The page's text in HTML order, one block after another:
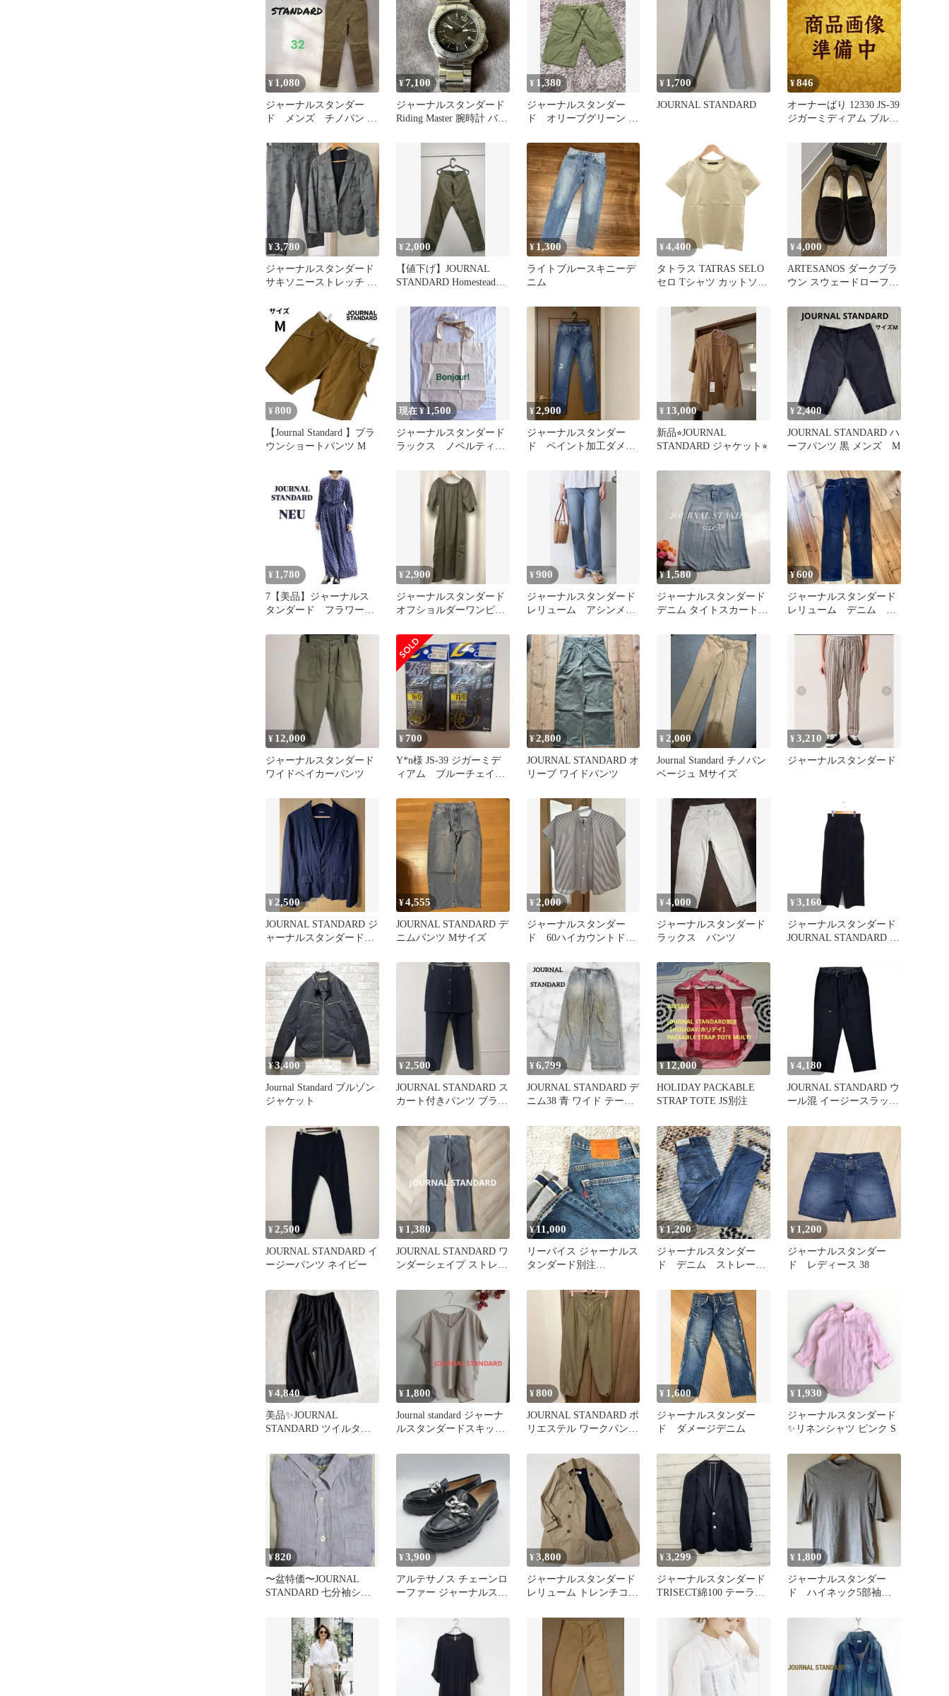
¥ 1,080
ジャーナルスタンダー
ド メンズ チノパン 32
¥7,100
ジャーナルスタンダード
Riding Master 腕時計 バイ
¥ 1,380
ジャーナルスタンダー
ド オリーブグリーン ド
綿麻
¥ 1,700
JOURNAL STANDARD
¥846
オーナーばり 12330 JS-39
ジガーミディアム ブルー
¥3,780
ジャーナルスタンダード
サキソニーストレッチ カ
ー
¥ 2,000
【値下げ】JOURNAL
STANDARD Homestead
¥ 1,300
ライトブルースキニーデ
ニム
¥ 4,400
タトラス TATRAS SELO
セロ Tシャツ カットソー
320144 /JS ■GY18
¥4,000
ARTESANOS ダークブラ
ウン スウェードローファ
¥ 800
【Journal Standard 】ブラ
ウンショートパンツ M
現在 ¥1,500
ジャーナルスタンダード
ラックス ノベルティバ
¥2,900
ジャーナルスタンダー
ド ペイント加工ダメー
¥ 13,000
新品⭐︎JOURNAL
STANDARD ジャケット⭐︎
¥2,400
JOURNAL STANDARD ハ
ーフパンツ 黒 メンズ M
¥ 1,780
7【美品】ジャーナルス
タンダード フラワープ
ン 日本製
¥ 2,900
ジャーナルスタンダード
オフショルダーワンピー
¥900
ジャーナルスタンダード
レリューム アシンメト
¥1,580
ジャーナルスタンダード
デニム タイトスカート
¥600
ジャーナルスタンダード
レリューム デニム レ
¥ 12,000
ジャーナルスタンダード
ワイドベイカーパンツ
¥700
Y*n様 JS-39 ジガーミデ
ィアム ブルーチェイサ
¥2,800
JOURNAL STANDARD オ
リーブ ワイドパンツ
¥ 2,000
Journal Standard チノパン
ベージュ Mサイズ
¥3,210
ジャーナルスタンダード
¥ 2,500
JOURNAL STANDARD ジ
ャーナルスタンダード
¥4,555
JOURNAL STANDARD デ
ニムパンツ Mサイズ
¥ 2,000
ジャーナルスタンダー
ド 60ハイカウントドロ
¥4,000
ジャーナルスタンダード
ラックス パンツ
¥ 3,160
ジャーナルスタンダード
JOURNAL STANDARD イ
ったり 無地 シンプル 38
黒 ブラック /NT29
¥3,400
Journal Standard ブルゾン
ジャケット
¥2,500
JOURNAL STANDARD ス
カート付きパンツ ブラッ
¥6,799
JOURNAL STANDARD デ
ニム38 青 ワイド テーパ
¥ 12,000
HOLIDAY PACKABLE
STRAP TOTE JS別注
¥ 4,180
JOURNAL STANDARD ウ
ール混 イージースラック
¥2,500
JOURNAL STANDARD イ
ージーパンツ ネイビー
¥ 1,380
JOURNAL STANDARD ワ
ンダーシェイプ ストレッ
¥11,000
リーバイス ジャーナルス
タンダード別注
赤耳
¥1,200
ジャーナルスタンダー
ド デニム ストレー
¥1,200
ジャーナルスタンダー
ド レディース 38
¥4,840
美品✨JOURNAL
STANDARD ツイルタッ
製
¥ 1,800
Journal standard ジャーナ
ルスタンダードスキッパ
¥800
JOURNAL STANDARD ポ
リエステル ワークパンツ
¥ 1,600
ジャーナルスタンダー
ド ダメージデニム
¥ 1,930
ジャーナルスタンダード
✨リネンシャツ ピンク S
¥820
〜盆特価〜JOURNAL
STANDARD 七分袖シャ
¥3,900
アルテサノス チェーンロ
ーファー ジャーナルスタ
¥3,800
ジャーナルスタンダード
レリューム トレンチコー
ュ M
¥3,299
ジャーナルスタンダード
TRISECT綿100 テーラー
¥ 1,800
ジャーナルスタンダー
ド ハイネック5部袖カ